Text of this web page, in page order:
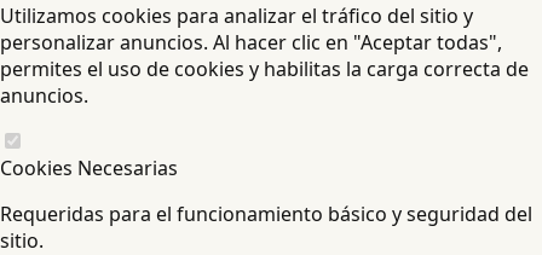
Utilizamos cookies para analizar el tráfico del sitio y
personalizar anuncios. Al hacer clic en "Aceptar todas",
permites el uso de cookies y habilitas la carga correcta de
anuncios.
Cookies Necesarias
Requeridas para el funcionamiento básico y seguridad del
sitio.